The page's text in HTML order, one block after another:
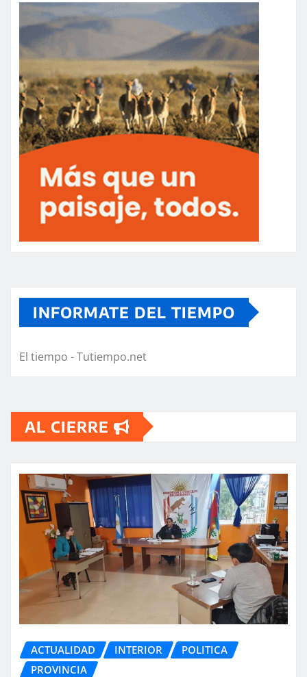
INFORMATE DEL TIEMPO
El tiempo - Tutiempo.net
AL CIERRE
ACTUALIDAD INTERIOR
POLITICA
PROVINCIA